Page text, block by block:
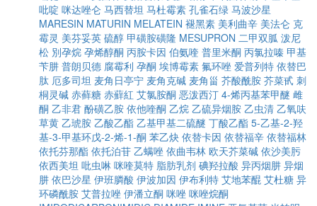
吡啶 咪达唑仑 马西替坦 马杜霉素 孔雀石绿 马波沙星
MARESIN MATURIN MELATEIN 褪黑素 美利曲辛 美法仑 克
霉灵 美芬妥英 硫醇 甲磺胺磺隆 MESUPRON 二甲双胍 泼尼
松 別孕烷 孕烯醇酮 丙胺卡因 伯氨喹 普里米酮 丙氯拉嗪 甲基
苄肼 普朗贝德 腐霉利 孕酮 埃博霉素 氟环唑 爱普列特 依替巴
肽 厄多司坦 麦角日亭宁 麦角克碱 麦角甾 芥酸酰胺 芥菜甙 刺
桐灵碱 赤藓糖 赤蘚紅 艾氯胺酮 恶泼西汀 4-烯丙基苯甲醚 雌
酮 乙非君 酚磺乙胺 依他喹酮 乙烷 乙硫异烟胺 乙虫清 乙氧呋
草黄 乙琥胺 乙酸乙酯 乙基甲基二硫醚 丁酸乙酯 5-乙基-2-羟
基-3-甲基环戊-2-烯-1-酮 苯乙炔 依替卡因 依替福辛 依替福林
依托芬那酯 依托泊苷 乙螨唑 依曲韦林 欧天芥菜碱 依沙美肟
依西美坦 吡虫啉 咪喹莫特 脂肪乳剂 碘羟拉酸 异丙烟肼 异烟
肼 依巴沙星 伊班膦酸 伊波加因 伊布利特 艾地苯醌 艾杜糖 异
环磷酰胺 艾普拉唑 伊潘立酮 咪唑 咪唑烷酮